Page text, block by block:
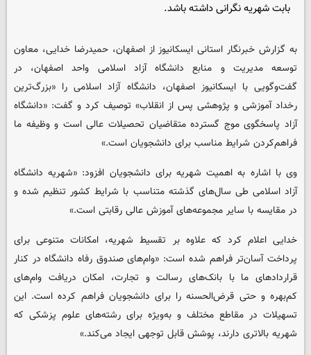
بابت شهریه نگرانی داشته باشد.
به گزارش خبرنگار استانی ایسکانیوزاز اصفهان، حمیدرضا خدایی، معاون
توسعه مدیریت و منابع دانشگاه آزاد اسلامی واحد اصفهان، در
گفت‌وگویی با ایسکانیوز اصفهان، دانشگاه آزاد اسلامی را «بزرگ‌ترین
رخداد آموزشی و پژوهشی پس از انقلاب» توصیف کرد و گفت: «دانشگاه
آزاد پاسخگوی موج گسترده متقاضیان تحصیلات عالی است و وظیفه ما
فراهم‌کردن شرایط مناسب برای دانشجویان است.»
وی با اشاره به اهمیت شهریه برای دانشجویان افزود: «شهریه دانشگاه
آزاد اسلامی طی سال‌های گذشته متناسب با شرایط کشور تنظیم شده و
در مقایسه با سایر مجموعه‌های آموزش عالی رقابتی است.»
خدایی اعلام کرد که علاوه بر تقسیط شهریه، امکانات متنوعی برای
پرداخت آسان‌تر فراهم شده است: «وام‌های صندوق رفاه دانشگاه در کنار
قراردادهای ما با بانک‌های رسالت و تجارت، امکان دریافت وام‌های
کم‌بهره و حتی قرض‌الحسنه را برای دانشجویان فراهم کرده است. این
تسهیلات در مقاطع مختلف و به‌ویژه برای رشته‌های علوم پزشکی که
شهریه بالاتری دارند، پوشش قابل توجهی ایجاد می‌کند.»